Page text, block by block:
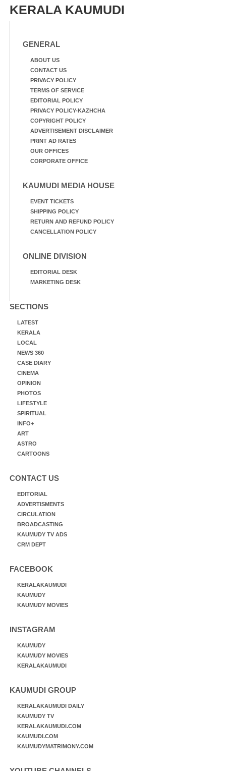
KERALA KAUMUDI
GENERAL
ABOUT US
CONTACT US
PRIVACY POLICY
TERMS OF SERVICE
EDITORIAL POLICY
PRIVACY POLICY-KAZHCHA
COPYRIGHT POLICY
ADVERTISEMENT DISCLAIMER
PRINT AD RATES
OUR OFFICES
CORPORATE OFFICE
KAUMUDI MEDIA HOUSE
EVENT TICKETS
SHIPPING POLICY
RETURN AND REFUND POLICY
CANCELLATION POLICY
ONLINE DIVISION
EDITORIAL DESK
MARKETING DESK
SECTIONS
LATEST
KERALA
LOCAL
NEWS 360
CASE DIARY
CINEMA
OPINION
PHOTOS
LIFESTYLE
SPIRITUAL
INFO+
ART
ASTRO
CARTOONS
CONTACT US
EDITORIAL
ADVERTISMENTS
CIRCULATION
BROADCASTING
KAUMUDY TV ADS
CRM DEPT
FACEBOOK
KERALAKAUMUDI
KAUMUDY
KAUMUDY MOVIES
INSTAGRAM
KAUMUDY
KAUMUDY MOVIES
KERALAKAUMUDI
KAUMUDI GROUP
KERALAKAUMUDI DAILY
KAUMUDY TV
KERALAKAUMUDI.COM
KAUMUDI.COM
KAUMUDYMATRIMONY.COM